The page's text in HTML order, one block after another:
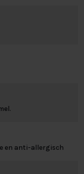
en anti-allergisch